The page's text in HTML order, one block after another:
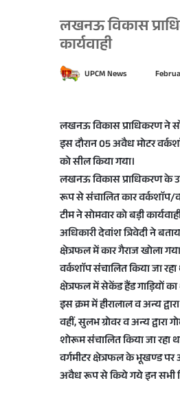
लखनऊ विकास
कार्यवाही
UPCM News
d
a
e
a
i
l
लखनऊ विकास प्राधिकरण ने
इस दौरान 05 अवैध मोटर
को सील किया गया।
लखनऊ विकास प्राधिकरण के
रूप से संचालित कार वर्कशाॅप/
टीम ने सोमवार को बड़ी
अधिकारी देवांश त्रिवेदी ने
क्षेत्रफल में कार गैराज खोला
वर्कशाॅप संचालित किया जा
क्षेत्रफल में सेकेंड हैंड गाड़ियों
इस क्रम में हीरालाल व अन्य
वहीं, सुलभ ग्रोवर व अन्य
शोरूम संचालित किया जा रहा
वर्गमीटर क्षेत्रफल के भूखण्ड पर
अवैध रूप से किये गये इन सभी